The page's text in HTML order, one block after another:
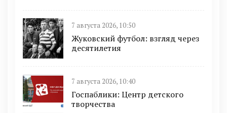
7 августа 2026, 10:50
Жуковский футбол: взгляд через
десятилетия
7 августа 2026, 10:40
Госпаблики: Центр детского
творчества